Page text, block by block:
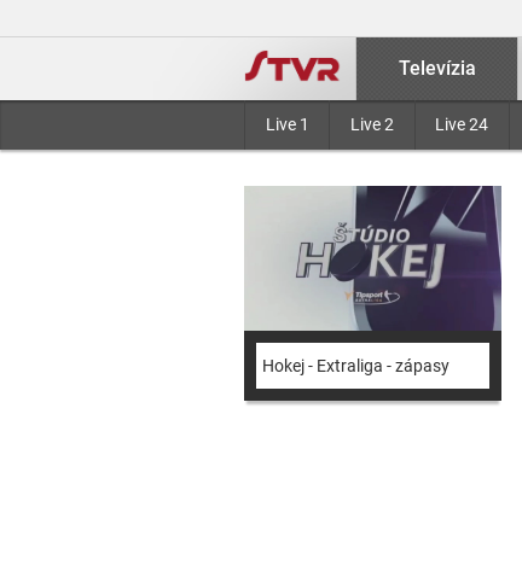
Televízia
Live 1 Live 2 Live 24
Hokej - Extraliga - zápasy